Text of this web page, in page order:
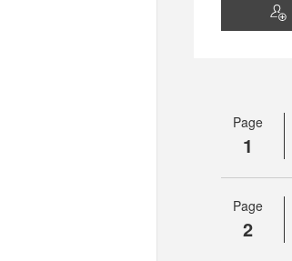
Page
1
Page
2